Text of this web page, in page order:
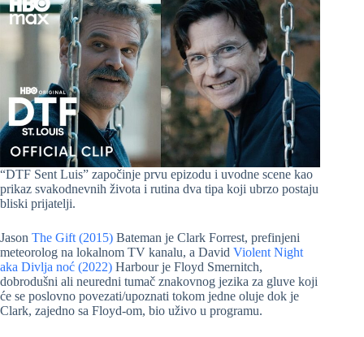
“DTF Sent Luis” započinje prvu epizodu i uvodne scene kao
prikaz svakodnevnih života i rutina dva tipa koji ubrzo postaju
bliski prijatelji.
Jason The Gift (2015) Bateman je Clark Forrest, prefinjeni
meteorolog na lokalnom TV kanalu, a David Violent Night
aka Divlja noć (2022) Harbour je Floyd Smernitch,
dobrodušni ali neuredni tumač znakovnog jezika za gluve koji
će se poslovno povezati/upoznati tokom jedne oluje dok je
Clark, zajedno sa Floyd-om, bio uživo u programu.